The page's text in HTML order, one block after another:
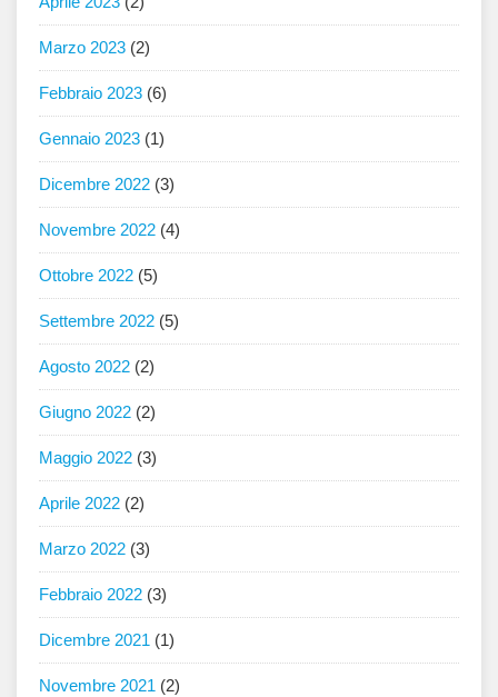
Marzo 2023 (2)
Febbraio 2023 (6)
Gennaio 2023 (1)
Dicembre 2022 (3)
Novembre 2022 (4)
Ottobre 2022 (5)
Settembre 2022 (5)
Agosto 2022 (2)
Giugno 2022 (2)
Maggio 2022 (3)
Aprile 2022 (2)
Marzo 2022 (3)
Febbraio 2022 (3)
Dicembre 2021 (1)
Novembre 2021 (2)